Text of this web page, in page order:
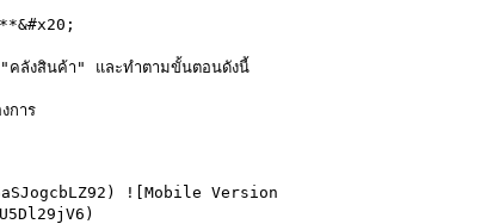
"คลังสินค้า" และทำตามขั้นตอนดังนี้
การ
![Mobile Version